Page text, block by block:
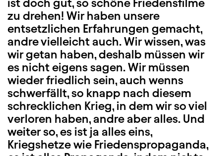
ist doch gut, so schöne Friedensfilme
zu drehen! Wir haben unsere
entsetzlichen Erfahrungen gemacht,
andre vielleicht auch. Wir wissen, was
wir getan haben, deshalb müssen wir
es nicht eigens sagen. Wir müssen
wieder friedlich sein, auch wenns
schwerfällt, so knapp nach diesem
schrecklichen Krieg, in dem wir so viel
verloren haben, andre aber alles. Und
weiter so, es ist ja alles eins,
Kriegshetze wie Friedenspropaganda,